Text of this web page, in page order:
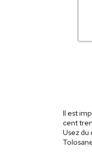
Il est
cent
Usez